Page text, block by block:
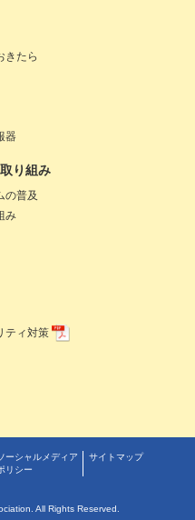
きたら
器
り組み
の普及
み
ティ対策
ーシャルメディア
リシー
サイトマップ
All Rights Reserved.